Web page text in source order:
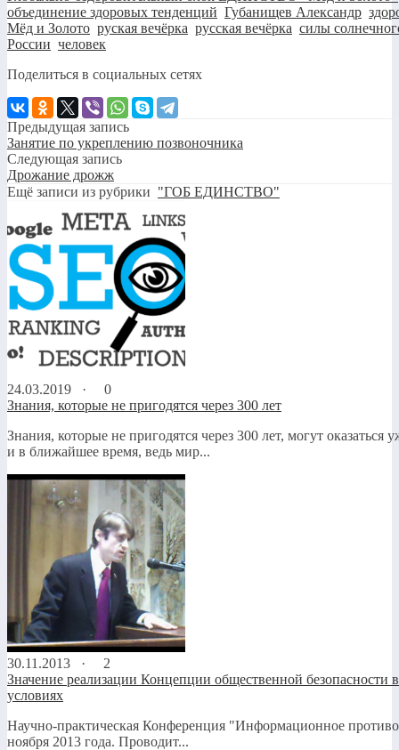
объединение здоровых тенденций Губанищев Александр
Мёд и Золото руская вечёрка русская вечёрка силы
России человек
Поделиться в социальных сетях
Предыдущая запись
Занятие по укреплению позвоночника
Следующая запись
Дрожание дрожж
Ещё записи из рубрики "ГОБ ЕДИНСТВО"
24.03.2019 ·
0
Знания, которые не пригодятся через 300 лет
Знания, которые не пригодятся через 300 лет, могут оказаться
и в ближайшее время, ведь мир...
30.11.2013 ·
2
Значение реализации Концепции общественной безопасности
условиях
Научно-практическая Конференция "Информационное
ноября 2013 года. Проводит...